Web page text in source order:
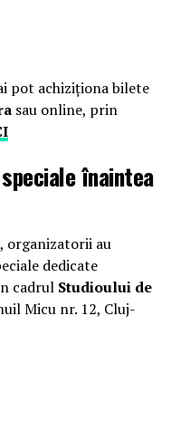
pot achiziționa bilete
sau online, prin
înaintea
organizatorii au
dedicate
cadrul Studioului de
Micu nr. 12, Cluj-